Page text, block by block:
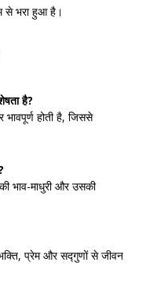
से भरा हुआ है।
है?
होती है, जिससे
भाव-माधुरी और उसकी
प्रेम और सद्गुणों से जीवन